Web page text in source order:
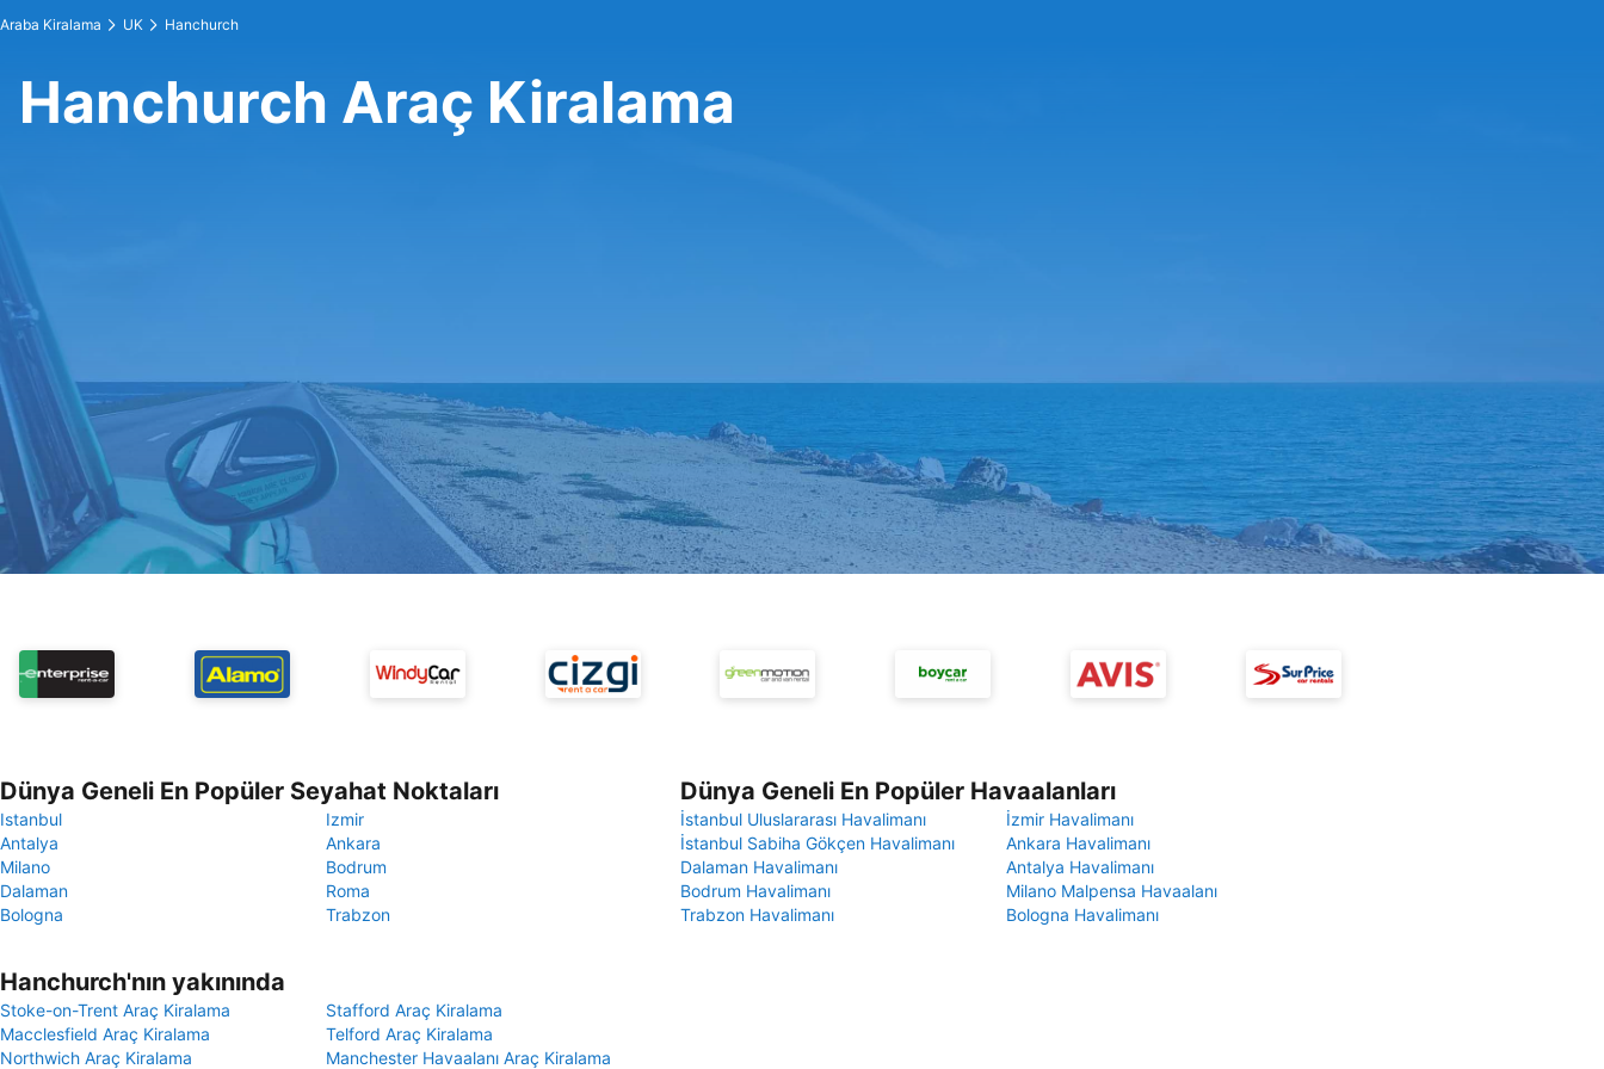
Araba Kiralama UK Hanchurch
Hanchurch Araç Kiralama
Dünya Geneli En Popüler Seyahat Noktaları
Istanbul
Izmir
Antalya
Ankara
Milano
Bodrum
Dalaman
Roma
Bologna
Trabzon
Dünya Geneli En Popüler Havaalanları
İstanbul Uluslararası Havalimanı
İzmir Havalimanı
İstanbul Sabiha Gökçen Havalimanı
Ankara Havalimanı
Dalaman Havalimanı
Antalya Havalimanı
Bodrum Havalimanı
Milano Malpensa Havaalanı
Trabzon Havalimanı
Bologna Havalimanı
Hanchurch'nın yakınında
Stoke-on-Trent Araç Kiralama
Stafford Araç Kiralama
Macclesfield Araç Kiralama
Telford Araç Kiralama
Northwich Araç Kiralama
Manchester Havaalanı Araç Kiralama